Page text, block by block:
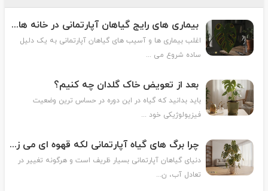
بیماری های رایج گیاهان آپارتمانی در خانه های ایرانی
اغلب بیماری ها و آسیب های گیاهان آپارتمانی به یک دلیل
ساده شروع می ...
بعد از تعویض خاک گلدان چه کنیم؟
باید بدانید که گیاه در این دوره در حساس ترین وضعیت
فیزیولوژیکی خود ...
چرا برگ های گیاه آپارتمانی لکه قهوه ای می زنند؟
دنیای گیاهان آپارتمانی بسیار ظریف است و هرگونه تغییر در
تعادل آب، ن...